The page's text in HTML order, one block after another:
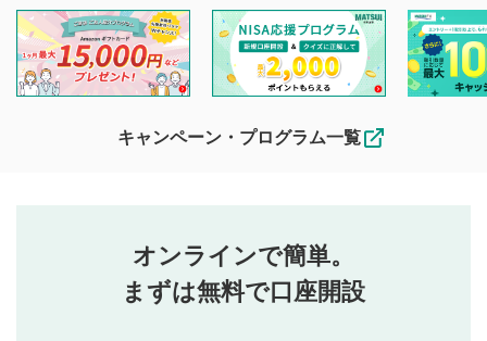
投稿するボタン
星で評価をすると投稿できます。（お名前とコメント
を目的として、各動画コンテンツに、評価およびコメントの
投稿ができます。利用者は以下の注意事項をご理解のうえ、
閲覧および投稿を行うものとしてください。
他の利用者が動画を視聴される際の参考になるコメントをお
待ちしております。
なお、投稿をもって、本注意事項に同意されたものとみなし
行ってください。
当社は、利用者同士、もしくは利用者と第三者間のトラ
ブルによって生じた損害に対して一切の責任を負いませ
キャンペーン・プログラム一覧
オンラインで簡単。
まずは無料で口座開設